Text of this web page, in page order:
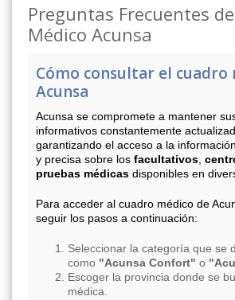
Preguntas Frecuentes
Médico Acunsa
Cómo consultar el cuadro
Acunsa
Acunsa se compromete a mantener
informativos constantemente
garantizando el acceso a la
y precisa sobre los facultativos
pruebas médicas disponibles en
Para acceder al cuadro médico de
seguir los pasos a continuación:
Seleccionar la categoría que se
como "Acunsa Confort" o
Escoger la provincia donde se
médica.